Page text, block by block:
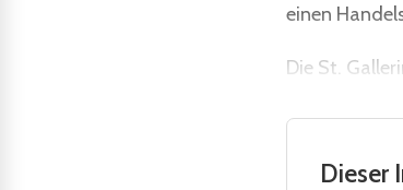
einen
Die St.
Dieser